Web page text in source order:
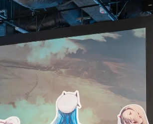
実写化映画一覧
男性声優/女性声優一覧
FOLLOW US